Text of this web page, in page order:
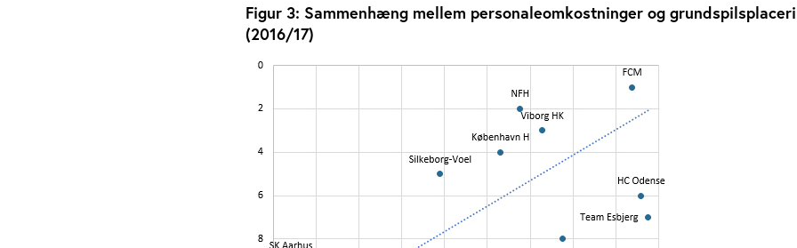
Figur 3: Sammenhæng mellem personaleomkostninger og
(2016/17)